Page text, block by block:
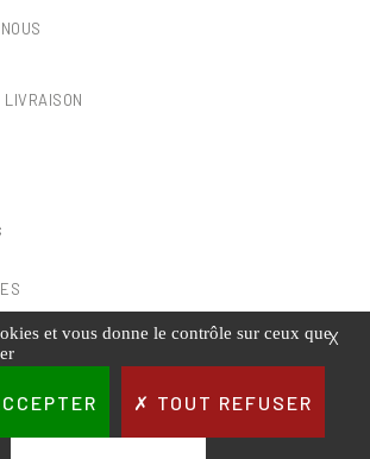
LIVRAISON
DE VENTE
DE CONFIDENTIALITÉ
X
et vous donne le contrôle sur ceux que
TOUT REFUSER